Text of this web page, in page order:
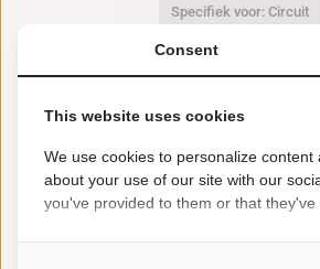
Specifiek voor: Circuit
Nieuwste deals
BEKIJK
€35000
Consent
This website uses cookies
We use cookies to personalize
about your use of our site with our
you've provided to them or that